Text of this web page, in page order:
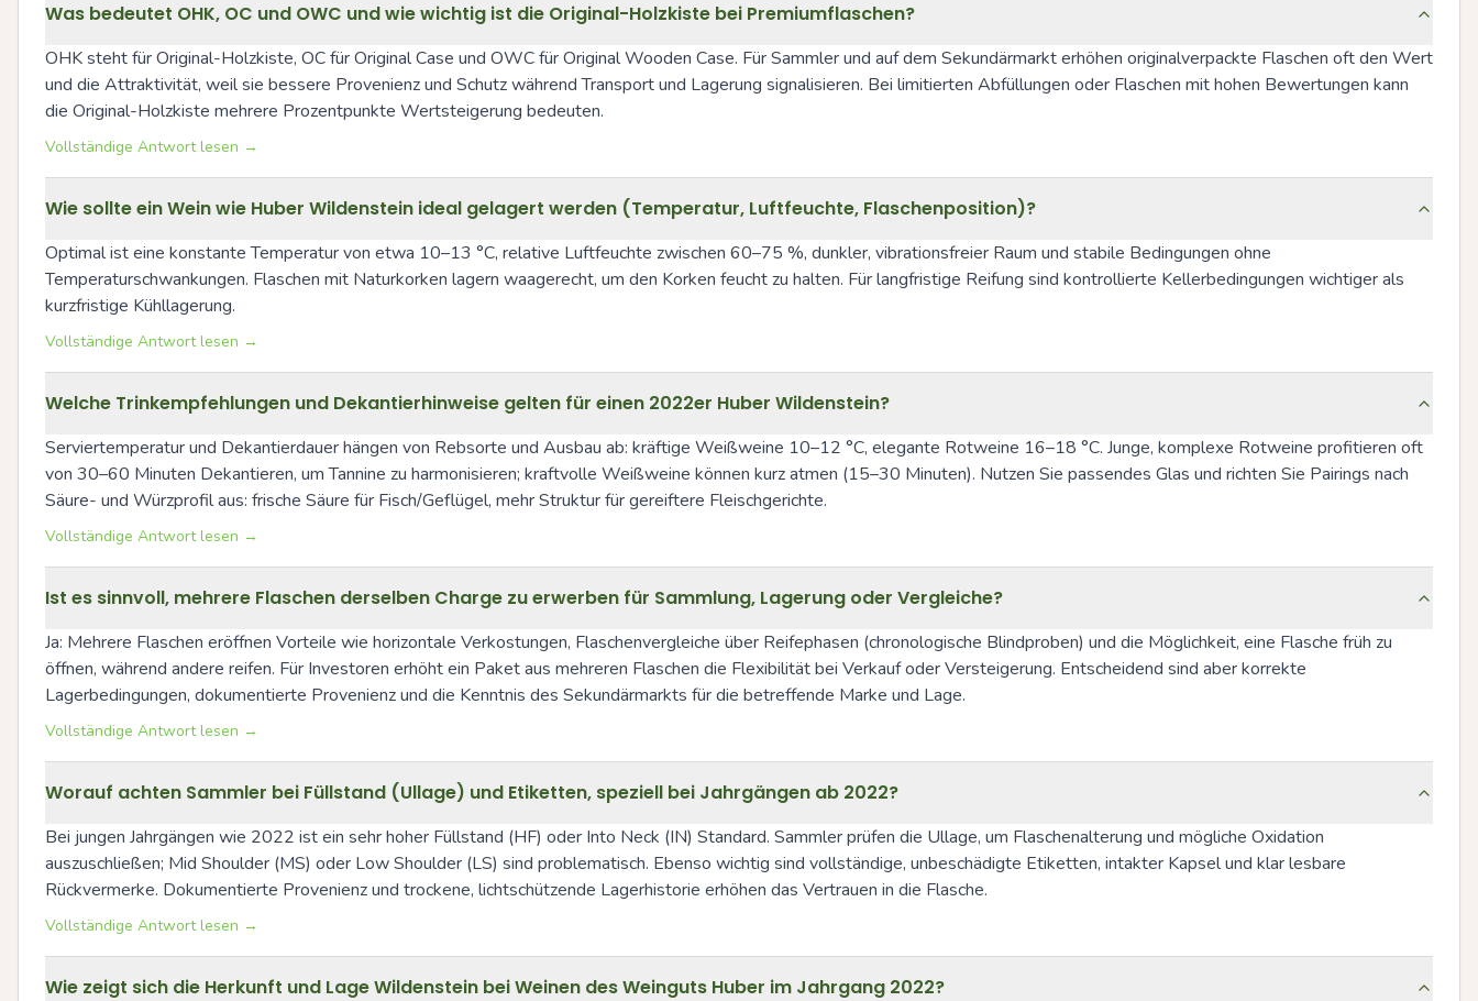
Was bedeutet OHK, OC und OWC und wie wichtig ist die Original-Holzkiste bei Premiumflaschen?
OHK steht für Original-Holzkiste, OC für Original Case und OWC für Original Wooden Case. Für Sammler und auf dem Sekundärmarkt erhöhen originalverpackte Flaschen oft den Wert
und die Attraktivität, weil sie bessere Provenienz und Schutz während Transport und Lagerung signalisieren. Bei limitierten Abfüllungen oder Flaschen mit hohen Bewertungen kann
die Original-Holzkiste mehrere Prozentpunkte Wertsteigerung bedeuten.
Vollständige Antwort lesen →
Wie sollte ein Wein wie Huber Wildenstein ideal gelagert werden (Temperatur, Luftfeuchte, Flaschenposition)?
Optimal ist eine konstante Temperatur von etwa 10–13 °C, relative Luftfeuchte zwischen 60–75 %, dunkler, vibrationsfreier Raum und stabile Bedingungen ohne
Temperaturschwankungen. Flaschen mit Naturkorken lagern waagerecht, um den Korken feucht zu halten. Für langfristige Reifung sind kontrollierte Kellerbedingungen wichtiger als
kurzfristige Kühllagerung.
Vollständige Antwort lesen →
Welche Trinkempfehlungen und Dekantierhinweise gelten für einen 2022er Huber Wildenstein?
Serviertemperatur und Dekantierdauer hängen von Rebsorte und Ausbau ab: kräftige Weißweine 10–12 °C, elegante Rotweine 16–18 °C. Junge, komplexe Rotweine profitieren oft
von 30–60 Minuten Dekantieren, um Tannine zu harmonisieren; kraftvolle Weißweine können kurz atmen (15–30 Minuten). Nutzen Sie passendes Glas und richten Sie Pairings nach
Säure- und Würzprofil aus: frische Säure für Fisch/Geflügel, mehr Struktur für gereiftere Fleischgerichte.
Vollständige Antwort lesen →
Ist es sinnvoll, mehrere Flaschen derselben Charge zu erwerben für Sammlung, Lagerung oder Vergleiche?
Ja: Mehrere Flaschen eröffnen Vorteile wie horizontale Verkostungen, Flaschenvergleiche über Reifephasen (chronologische Blindproben) und die Möglichkeit, eine Flasche früh zu
öffnen, während andere reifen. Für Investoren erhöht ein Paket aus mehreren Flaschen die Flexibilität bei Verkauf oder Versteigerung. Entscheidend sind aber korrekte
Lagerbedingungen, dokumentierte Provenienz und die Kenntnis des Sekundärmarkts für die betreffende Marke und Lage.
Vollständige Antwort lesen →
Worauf achten Sammler bei Füllstand (Ullage) und Etiketten, speziell bei Jahrgängen ab 2022?
Bei jungen Jahrgängen wie 2022 ist ein sehr hoher Füllstand (HF) oder Into Neck (IN) Standard. Sammler prüfen die Ullage, um Flaschenalterung und mögliche Oxidation
auszuschließen; Mid Shoulder (MS) oder Low Shoulder (LS) sind problematisch. Ebenso wichtig sind vollständige, unbeschädigte Etiketten, intakter Kapsel und klar lesbare
Rückvermerke. Dokumentierte Provenienz und trockene, lichtschützende Lagerhistorie erhöhen das Vertrauen in die Flasche.
Vollständige Antwort lesen →
Wie zeigt sich die Herkunft und Lage Wildenstein bei Weinen des Weinguts Huber im Jahrgang 2022?